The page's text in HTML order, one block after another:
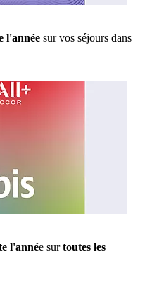
l'année sur vos séjours dans
l'année surtoutes les